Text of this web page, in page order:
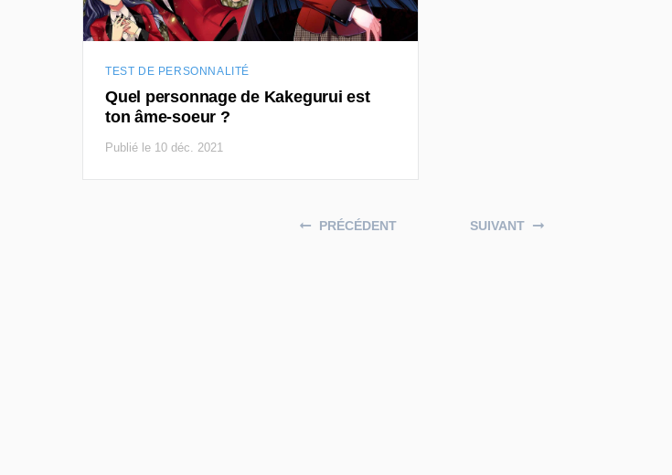
TEST DE PERSONNALITÉ
Quel personnage de Kakegurui est
ton âme-soeur ?
Publié le 10 déc. 2021
PRÉCÉDENT SUIVANT